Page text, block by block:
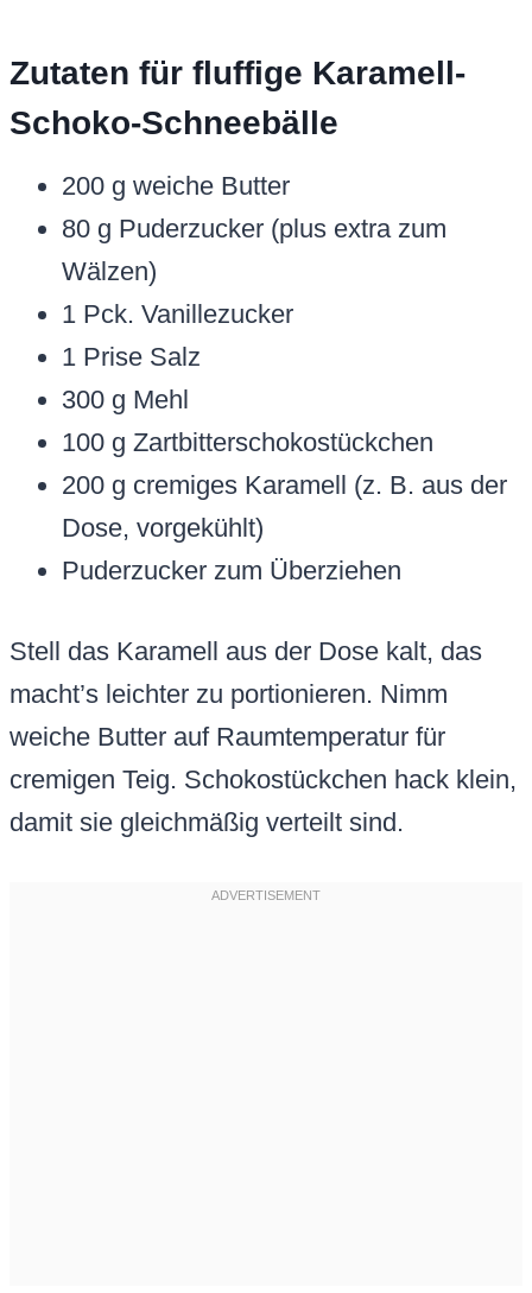
Zutaten für fluffige Karamell-
Schoko-Schneebälle
200 g weiche Butter
80 g Puderzucker (plus extra zum
Wälzen)
1 Pck. Vanillezucker
1 Prise Salz
300 g Mehl
100 g Zartbitterschokostückchen
200 g cremiges Karamell (z. B. aus der
Dose, vorgekühlt)
Puderzucker zum Überziehen
Stell das Karamell aus der Dose kalt, das
macht’s leichter zu portionieren. Nimm
weiche Butter auf Raumtemperatur für
cremigen Teig. Schokostückchen hack klein,
damit sie gleichmäßig verteilt sind.